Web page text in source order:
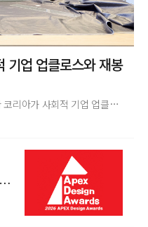
기업 업클로스와 재봉
홈퍼니싱 리테일 기업 이케아 코리아가 사회적 기업 업클로스(Upcloth)와 협력해 재봉 서비스를 선보인다. 이번 협업은 이케
DESIGN AWARDS